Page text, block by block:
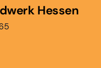
Hessen